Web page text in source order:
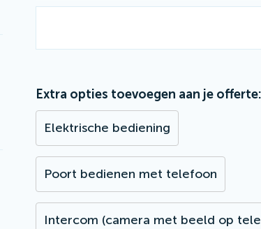
Extra opties toevoegen aan je offerte:
Elektrische bediening
Poort bedienen met telefoon
Intercom (camera met beeld op